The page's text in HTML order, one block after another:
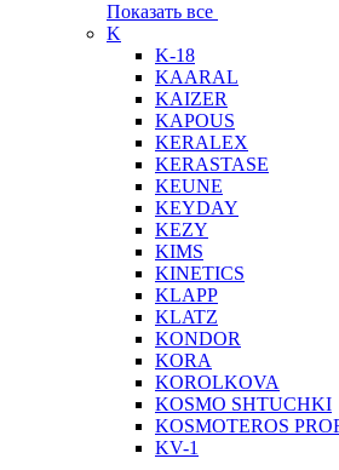
Показать все
K
K-18
KAARAL
KAIZER
KAPOUS
KERALEX
KERASTASE
KEUNE
KEYDAY
KEZY
KIMS
KINETICS
KLAPP
KLATZ
KONDOR
KORA
KOROLKOVA
KOSMO SHTUCHKI
KOSMOTEROS
KV-1